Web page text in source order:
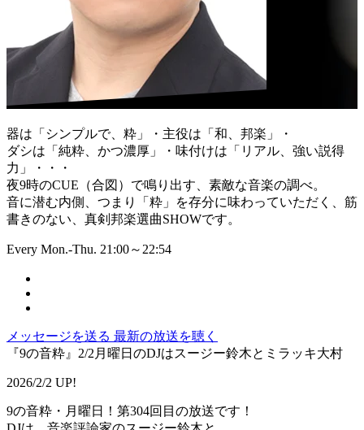
器は「シンプルで、粋」・主役は「和、邦楽」・
ダシは「純粋、かつ濃厚」・味付けは「リアル、強い説得
力」・・・
夜9時のCUE（合図）で鳴り出す、素敵な音楽の調べ。
音に潜む内側、つまり「粋」を存分に味わっていただく、筋
書きのない、真剣邦楽選曲SHOWです。
Every Mon.-Thu. 21:00～22:54
メッセージを送る 最新の放送を聴く
『9の音粋』2/2月曜日のDJはスージー鈴木とミラッキ大村
2026/2/2 UP!
9の音粋・月曜日！第304回目の放送です！